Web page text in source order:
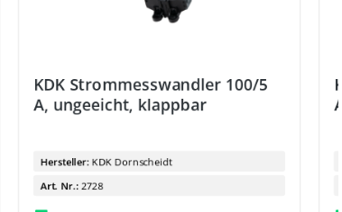
KDK Strommesswandler 100/5
A, ungeeicht, klappbar
Hersteller: KDK Dornscheidt
Art. Nr.: 2728